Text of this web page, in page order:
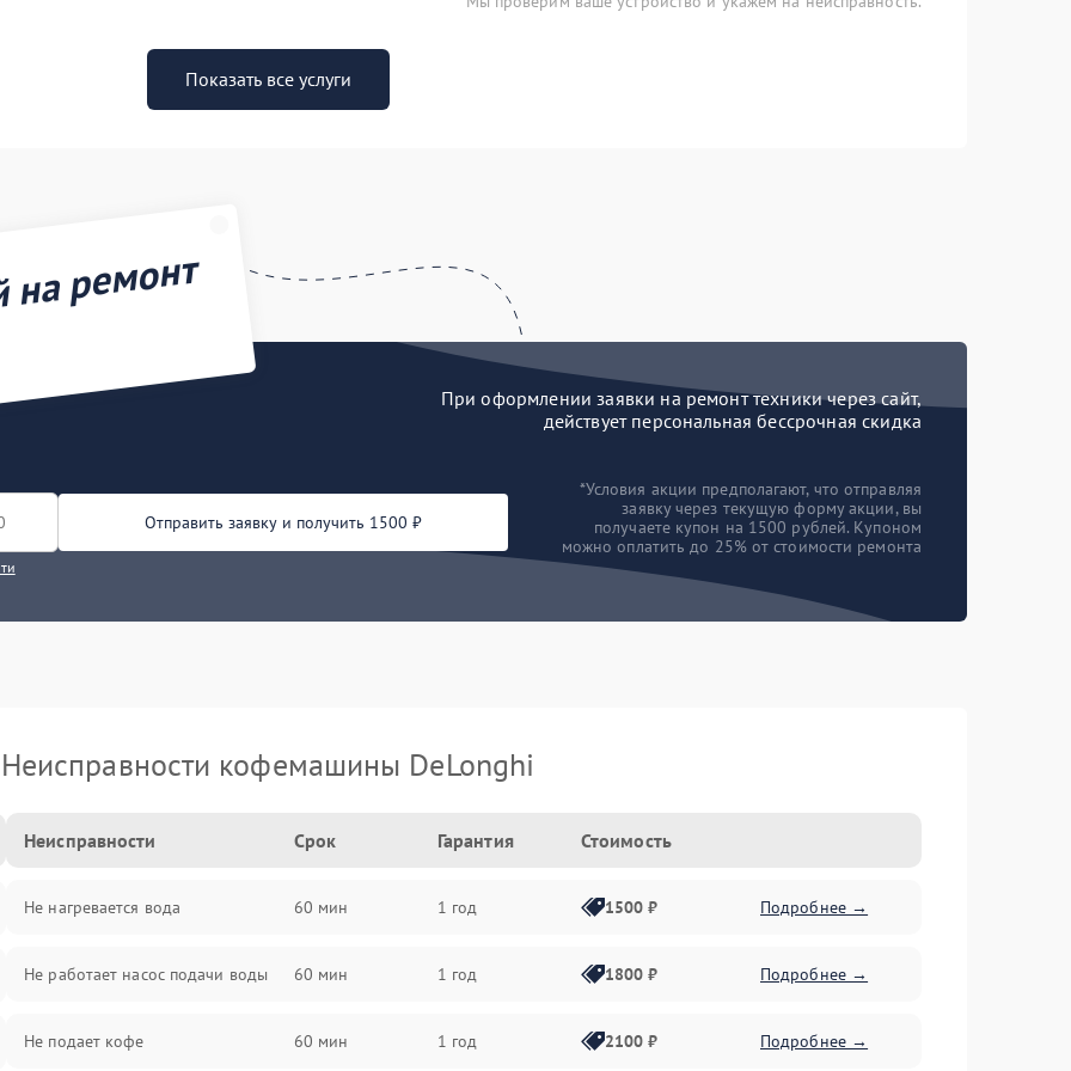
Показать все услуги
ремонт
При оформлении заявки на ремонт техники через сайт,
действует персональная бессрочная скидка
Отправить заявку и получить 1500 ₽
*Условия акции предполагают, что отправляя
заявку через текущую форму акции, вы
получаете купон на 1500 рублей. Купоном
можно оплатить до 25% от стоимости ремонта
Неисправности кофемашины DeLonghi
Неисправности Срок Гарантия Стоимость
Не нагревается вода 60 мин 1 год 1500 ₽ Подробнее →
Не работает насос подачи воды 60 мин 1 год 1800 ₽ Подробнее →
Не подает кофе 60 мин 1 год 2100 ₽ Подробнее →